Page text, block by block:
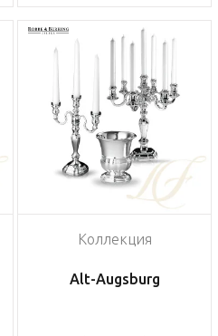
Коллекция
Alt-Augsburg